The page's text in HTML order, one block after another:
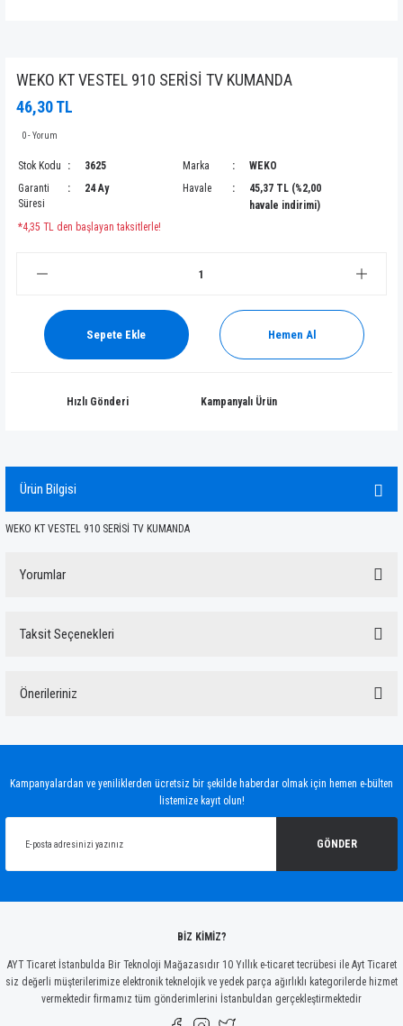
WEKO KT VESTEL 910 SERİSİ TV KUMANDA
46,30 TL
0 - Yorum
Stok Kodu 3625 Marka
WEKO
Garanti
Süresi
24 Ay Havale
45,37 TL (%2,00
havale indirimi)
*4,35 TL den başlayan taksitlerle!
Sepete Ekle Hemen Al
Hızlı Gönderi Kampanyalı Ürün
Ürün Bilgisi
WEKO KT VESTEL 910 SERİSİ TV KUMANDA
Yorumlar
Taksit Seçenekleri
Önerileriniz
Ürün açıklamasında eksik bilgiler bulunuyor.
Kampanyalardan ve yeniliklerden ücretsiz bir şekilde haberdar olmak için hemen e-bülten
listemize kayıt olun!
GÖNDER
BİZ KİMİZ?
AYT Ticaret İstanbulda Bir Teknoloji Mağazasıdır 10 Yıllık e-ticaret tecrübesi ile Ayt Ticaret
siz değerli müşterilerimize elektronik teknelojik ve yedek parça ağırlıklı kategorilerde hizmet
vermektedir firmamız tüm gönderimlerini İstanbuldan gerçekleştirmektedir